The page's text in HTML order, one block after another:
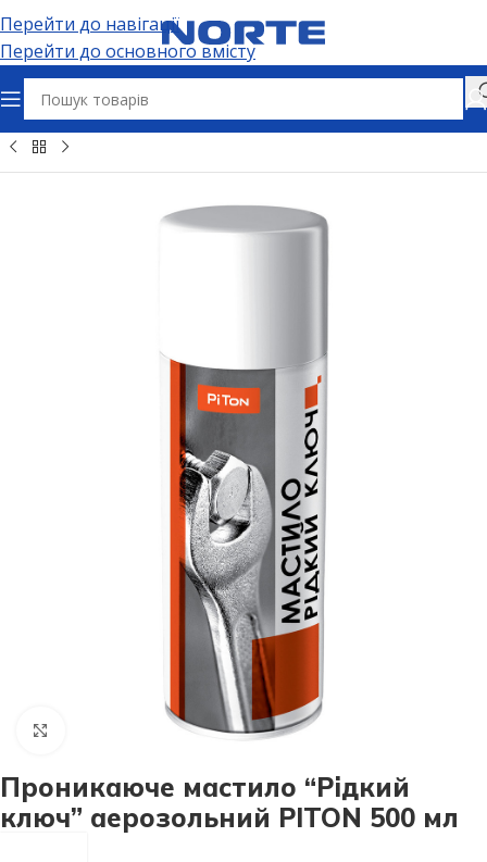
Перейти до навігації
Перейти до основного вмісту
та спреї Технічні аерозолі та автохімія Мастила
Натисніть, щоб збільшити
Проникаюче мастило “Рідкий
ключ” аерозольний PITON 500 мл